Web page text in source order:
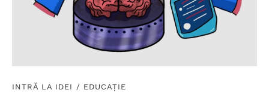
INTRĂ LA IDEI / EDUCAȚIE